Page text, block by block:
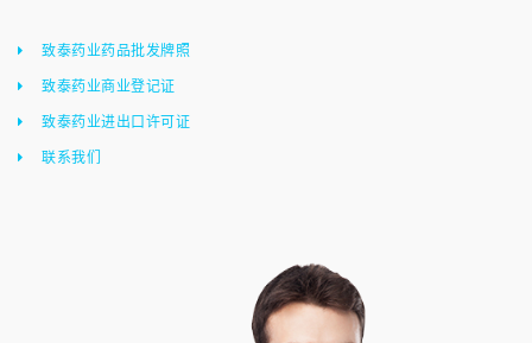
致泰药业药品批发牌照
致泰药业商业登记证
致泰药业进出口许可证
联系我们